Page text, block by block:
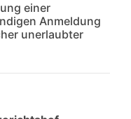
einer
Anmeldung
unerlaubter